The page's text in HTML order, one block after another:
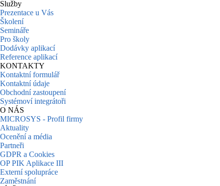
Služby
Prezentace u Vás
Školení
Semináře
Pro školy
Dodávky aplikací
Reference aplikací
KONTAKTY
Kontaktní formulář
Kontaktní údaje
Obchodní zastoupení
Systémoví integrátoři
O NÁS
MICROSYS - Profil firmy
Aktuality
Ocenění a média
Partneři
GDPR a Cookies
OP PIK Aplikace III
Externí spolupráce
Zaměstnání